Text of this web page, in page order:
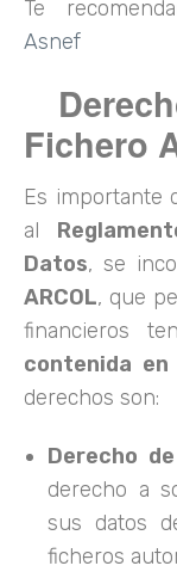
Te
Asnef
Fichero
Es importante
al
Datos, se
ARCOL, que
financieros
contenida
derechos son:
Derecho
derecho a
sus datos
ficheros